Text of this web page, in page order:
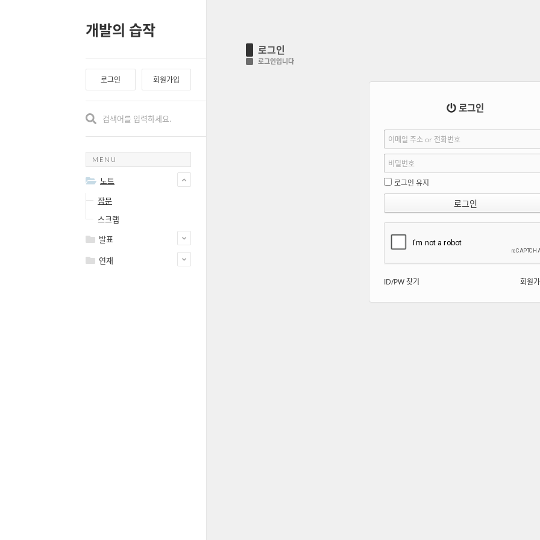
개발의 습작
로그인 회원가입
MENU
노트
잡문
스크랩
발표
연재
로그인
로그인입니다
로그인
로그인 유지
ID/PW 찾기 회원